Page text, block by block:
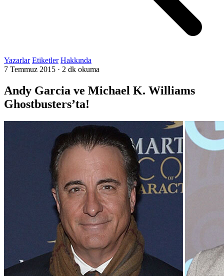
Yazarlar Etiketler Hakkında
7 Temmuz 2015 · 2 dk okuma
Andy Garcia ve Michael K. Williams
Ghostbusters’ta!